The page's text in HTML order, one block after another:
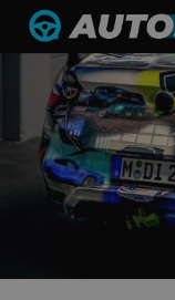
Autonieuws
Podcast
Autotests
Automerken
Contact